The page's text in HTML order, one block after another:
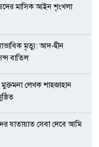
মাসিক আইন শৃংখলা
মৃত্যু: আদ-দ্বীন
বাতিল
মুক্তমনা লেখক শাহজাহান
যাতায়াত সেবা দেবে আমি